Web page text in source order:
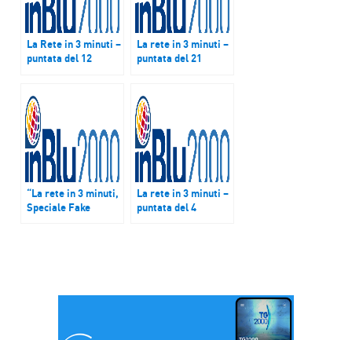
La Rete in 3 minuti –
puntata del 12
La rete in 3 minuti –
puntata del 21
“La rete in 3 minuti,
Speciale Fake
La rete in 3 minuti –
puntata del 4